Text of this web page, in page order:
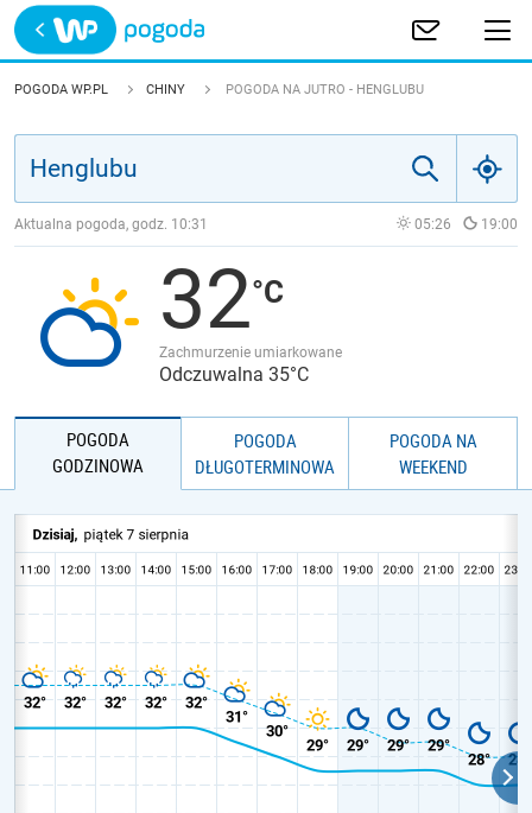
Trwa ładowanie
POLSKA
JAKOŚĆ POWIETRZA
POGODA WP.PL CHINY POGODA NA JUTRO - HENGLUBU
Aktualna pogoda, godz. 10:31 05:26 19:00
32
Zachmurzenie umiarkowane
Odczuwalna 35°C
POGODA
GODZINOWA
POGODA
DŁUGOTERMINOWA
POGODA NA
WEEKEND